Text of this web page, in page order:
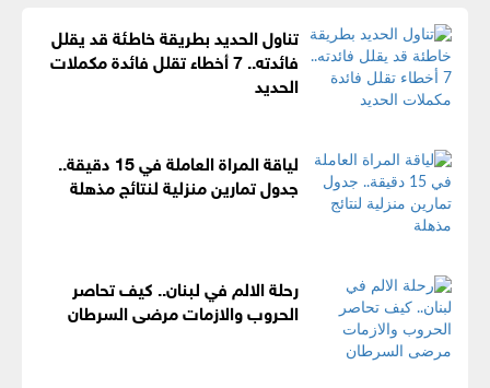
تناول الحديد بطريقة خاطئة قد يقلل
فائدته.. 7 أخطاء تقلل فائدة مكملات
الحديد
لياقة المراة العاملة في 15 دقيقة..
جدول تمارين منزلية لنتائج مذهلة
رحلة الالم في لبنان.. كيف تحاصر
الحروب والازمات مرضى السرطان